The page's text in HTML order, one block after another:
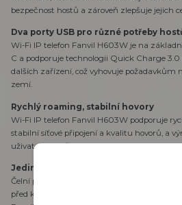
bezpečnost hostů a zároveň zlepšuje jejich
Dva porty USB pro různé potřeby
Wi-Fi IP telefon Fanvil H603W je na
C a podporuje technologii Quick Charge
dalších zařízení, což vyhovuje požadavkům
zemí.
Rychlý roaming, stabilní hovory
Wi-Fi IP telefon Fanvil H603W podporuje
stabilní síťové připojení a kvalitu hovorů, a
uživatelský zážitek.
Jedinečné přizpůsobení čelního
Čelní panel Fanvil H603W lze snadno
před konečným rozhodnutím v nástroji pro